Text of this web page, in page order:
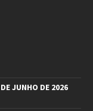
JUNHO DE 2026